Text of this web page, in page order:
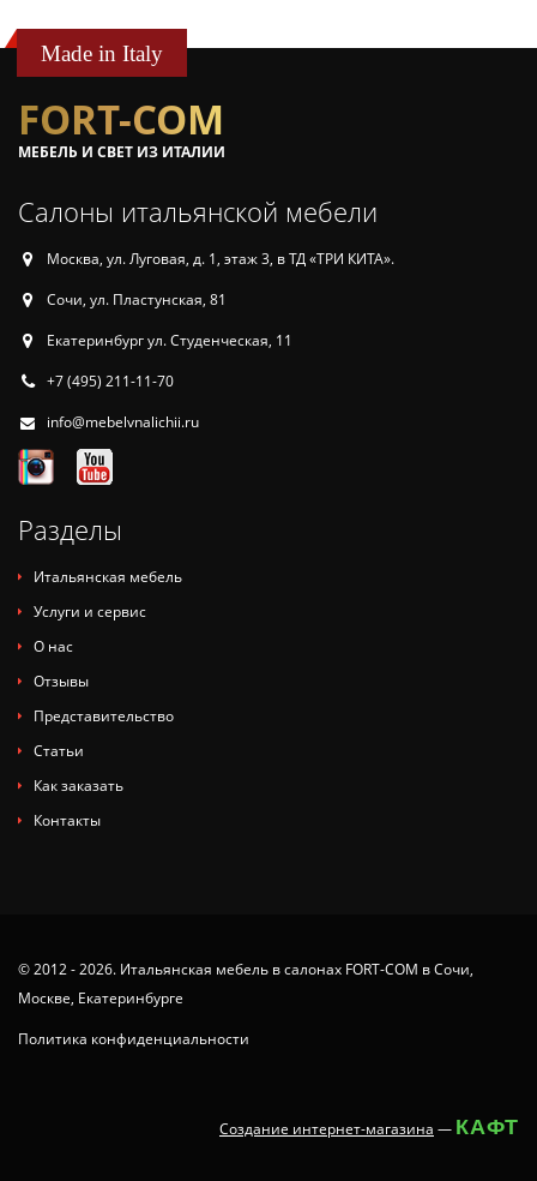
Made in Italy
FORT-COM
МЕБЕЛЬ И СВЕТ ИЗ ИТАЛИИ
Салоны итальянской мебели
Москва, ул. Луговая, д. 1, этаж 3, в ТД «ТРИ КИТА».
Сочи, ул. Пластунская, 81
Екатеринбург ул. Студенческая, 11
+7 (495) 211-11-70
info@mebelvnalichii.ru
Разделы
Итальянская мебель
Услуги и сервис
О нас
Отзывы
Представительство
Статьи
Как заказать
Контакты
© 2012 - 2026. Итальянская мебель в салонах FORT-COM в Сочи,
Москве, Екатеринбурге
Политика конфиденциальности
Создание интернет-магазина — КАФТ